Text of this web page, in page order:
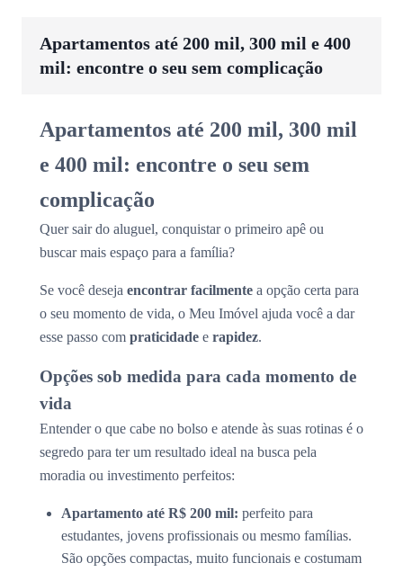
Apartamentos até 200 mil, 300 mil e 400
mil: encontre o seu sem complicação
Apartamentos até 200 mil, 300 mil
e 400 mil: encontre o seu sem
complicação
Quer sair do aluguel, conquistar o primeiro apê ou
buscar mais espaço para a família?
Se você deseja encontrar facilmente a opção certa para
o seu momento de vida, o Meu Imóvel ajuda você a dar
esse passo com praticidade e rapidez.
Opções sob medida para cada momento de
vida
Entender o que cabe no bolso e atende às suas rotinas é o
segredo para ter um resultado ideal na busca pela
moradia ou investimento perfeitos:
Apartamento até R$ 200 mil: perfeito para
estudantes, jovens profissionais ou mesmo famílias.
São opções compactas, muito funcionais e costumam